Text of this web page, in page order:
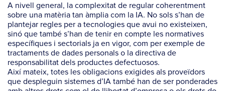
A nivell general, la complexitat de regular coherentment
sobre una matèria tan àmplia com la IA. No sols s’han de
plantejar regles per a tecnologies que avui no existeixen,
sinó que també s’han de tenir en compte les normatives
específiques i sectorials ja en vigor, com per exemple de
tractaments de dades personals o la directiva de
responsabilitat dels productes defectuosos.
Així mateix, totes les obligacions exigides als proveïdors
que despleguin sistemes d’IA també han de ser ponderades